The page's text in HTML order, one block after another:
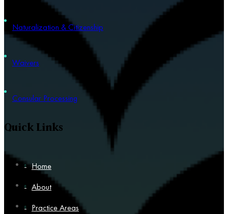
Naturalization & Citizenship
Waivers
Consular Processing
Quick Links
Home
About
Practice Areas